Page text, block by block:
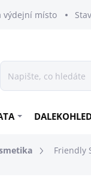
výdejní místo
Friendly